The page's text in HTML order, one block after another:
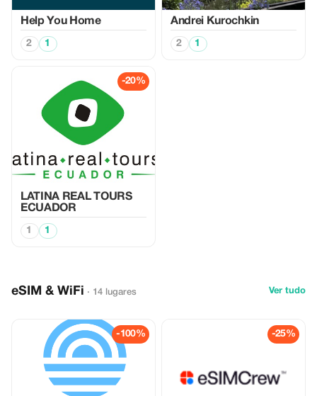
Help You Home
2 1
Аndrei Kurochkin
2 1
-20%
LATINA REAL TOURS
ECUADOR
1 1
eSIM & WiFi · 14 lugares Ver tudo
-100% -25%